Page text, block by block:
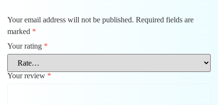
Your email address will not be published. Required fields are
marked *
Your rating *
Your review *